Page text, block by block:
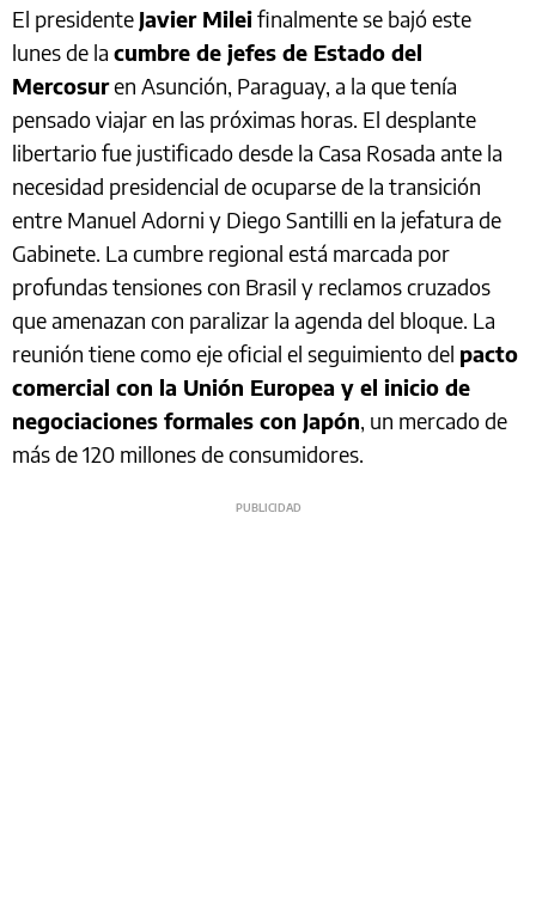
El presidente Javier Mileifinalmente se bajó este
lunes de la cumbre de jefes de Estado del
Mercosuren Asunción, Paraguay, a la que tenía
pensado viajar en las próximas horas. El desplante
libertario fue justificado desde la Casa Rosada ante la
necesidad presidencial de ocuparse de la transición
entre Manuel Adorni y Diego Santilli en la jefatura de
Gabinete. La cumbre regional está marcada por
profundas tensiones con Brasil y reclamos cruzados
que amenazan con paralizar la agenda del bloque. La
reunión tiene como eje oficial el seguimiento del pacto
comercial con la Unión Europea y el inicio de
negociaciones formales con Japón, un mercado de
más de 120 millones de consumidores.